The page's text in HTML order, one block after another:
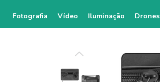
Fotografia Vídeo Iluminação Drones